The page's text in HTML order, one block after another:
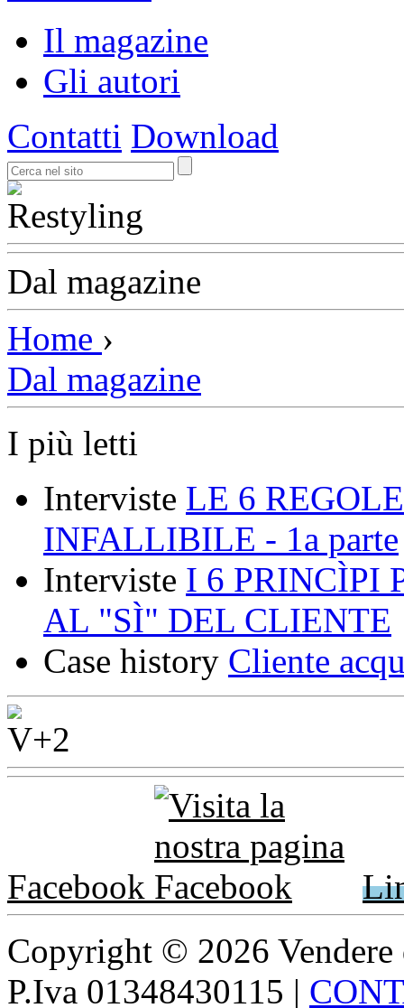
Il magazine
Gli autori
Contatti Download
Dal magazine
Home ›
Dal magazine
I più letti
Interviste LE 6
INFALLIBILE - 1a parte
Interviste I 6 PRINCÌPI
AL "SÌ" DEL CLIENTE
Case history Cliente
Facebook
Copyright © 2026
P.Iva 01348430115 |